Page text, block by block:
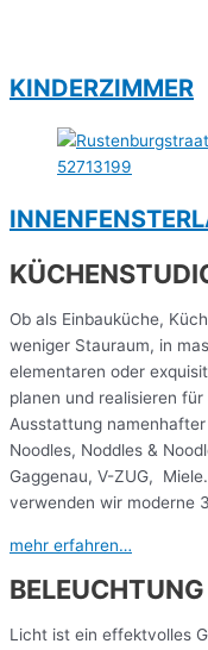
KINDERZIMMER
Ob als Einbauküche,
weniger Stauraum, in
elementaren oder
planen und realisieren
Ausstattung
Noodles, Noddles &
Gaggenau, V-ZUG,
verwenden wir moderne
mehr erfahren…
BELEUCHTUNG
Licht ist ein effektvolles